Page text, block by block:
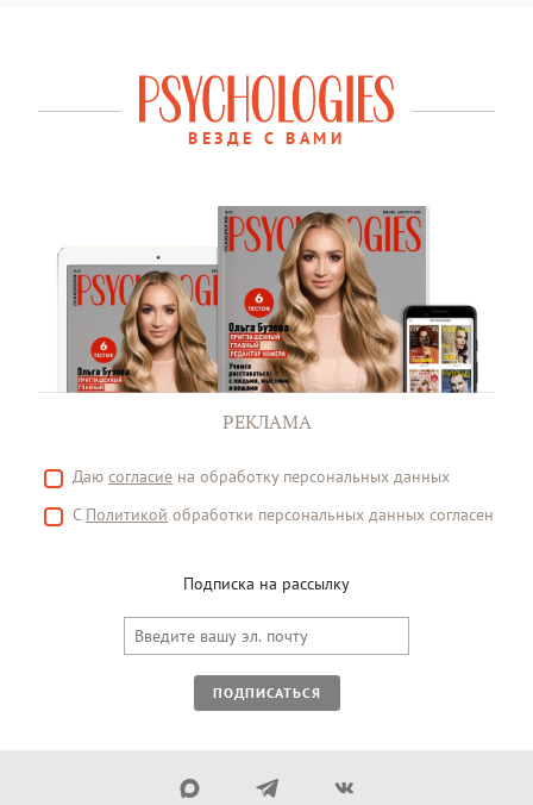
ВЕЗДЕ С ВАМИ
РЕКЛАМА
Даю согласие на обработку персональных данных
С Политикой обработки персональных данных согласен
Подписка на рассылку
ПОДПИСАТЬСЯ